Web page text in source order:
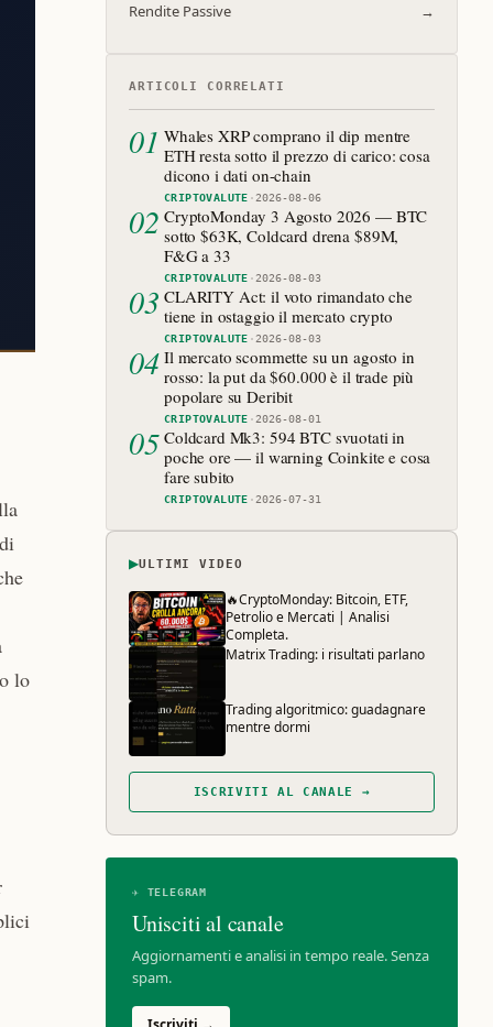
lo
Rendite Passive →
ARTICOLI CORRELATI
01 Whales XRP comprano il dip mentre
ETH resta sotto il prezzo di carico: cosa
dicono i dati on-chain
CRIPTOVALUTE ·2026-08-06
02 CryptoMonday 3 Agosto 2026 — BTC
sotto $63K, Coldcard drena $89M,
F&G a 33
CRIPTOVALUTE ·2026-08-03
03 CLARITY Act: il voto rimandato che
tiene in ostaggio il mercato crypto
CRIPTOVALUTE ·2026-08-03
04 Il mercato scommette su un agosto in
rosso: la put da $60.000 è il trade più
popolare su Deribit
CRIPTOVALUTE ·2026-08-01
05 Coldcard Mk3: 594 BTC svuotati in
poche ore — il warning Coinkite e cosa
fare subito
CRIPTOVALUTE ·2026-07-31
▶ULTIMI VIDEO
🔥CryptoMonday: Bitcoin, ETF,
Petrolio e Mercati | Analisi
Completa.
Matrix Trading: i risultati parlano
Trading algoritmico: guadagnare
mentre dormi
ISCRIVITI AL CANALE →
✈ TELEGRAM
Unisciti al canale
Aggiornamenti e analisi in tempo reale. Senza
spam.